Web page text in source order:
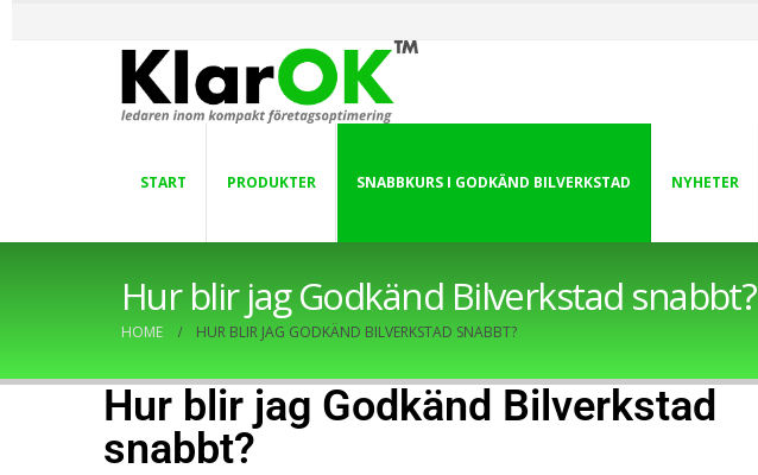
START PRODUKTER SNABBKURS I GODKÄND BILVERKSTAD NYHETER
Hur blir jag Godkänd Bilverkstad snabbt?
HOME HUR BLIR JAG GODKÄND BILVERKSTAD SNABBT?
Hur blir jag Godkänd Bilverkstad
snabbt?